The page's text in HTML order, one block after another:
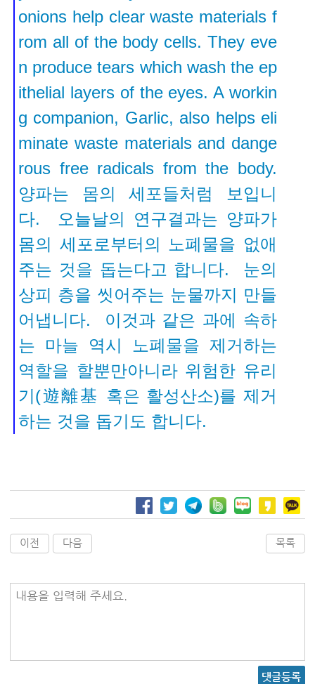
onions help clear waste materials f
rom all of the body cells. They eve
n produce tears which wash the ep
ithelial layers of the eyes. A workin
g companion, Garlic, also helps eli
minate waste materials and dange
rous free radicals from the body.
양파는 몸의 세포들처럼 보입니
다. 오늘날의 연구결과는 양파가
몸의 세포로부터의 노폐물을 없애
주는 것을 돕는다고 합니다.
눈의
상피 층을 씻어주는 눈물까지 만들
어냅니다. 이것과 같은 과에 속하
는 마늘 역시 노폐물을 제거하는
역할을 할뿐만아니라 위험한 유리
기(遊離基 혹은 활성산소)를 제거
하는 것을 돕기도 합니다.
이전 다음 목록
내용을 입력해 주세요.
댓글등록